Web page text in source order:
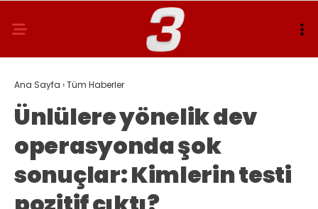
Ana Sayfa ›Tüm Haberler
Ünlülere yönelik dev
operasyonda şok
sonuçlar: Kimlerin testi